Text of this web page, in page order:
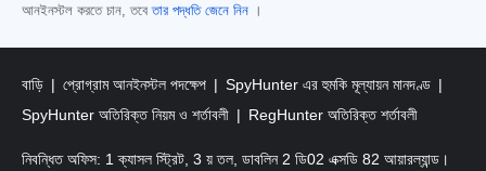
আনইনস্টল করতে চান, তবেতার পদ্ধতি জেনে নিন ।
বাড়ি প্রোগ্রাম আনইনস্টল পদক্ষেপ
SpyHunter এর হুমকি মূল্যায়ন মানদণ্ড
SpyHunter অতিরিক্ত নিয়ম ও শর্তাবলী
RegHunter অতিরিক্ত শর্তাবলী
নিবন্ধিত অফিস: 1 ক্যাসল স্ট্রিট, 3 য় তল, ডাবলিন 2 ডি02 এক্সডি 82 আয়ারল্যান্ড।